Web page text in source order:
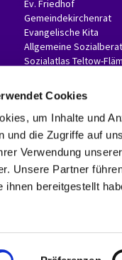
Cookies
um Inhalte und
und die Zugriffe auf
Verwendung
Unsere Partner
ihnen bereitgestellt
Ev. Friedhof
Gemeindekirchenrat
Evangelische Kita
Allgemeine
Sozialatlas Teltow-


